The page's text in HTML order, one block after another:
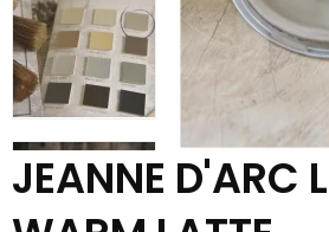
JEANNE D'ARC